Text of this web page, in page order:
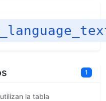
1
la tabla